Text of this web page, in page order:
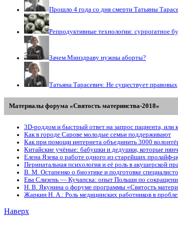
Прошло 4 года со дня смерти Татьяны
Репродуктивные технологии: суррогатное
Зачем Минздраву нужны аборты?
Татьяна Тарасевич: Не существует
Материалы форума «Святость материнства-2018»
3D-роддом и быстрый ответ на запрос пациента, или
Как в городе Сарове молодые семьи поддерживают
Как при помощи интернета объединить 3000
Китайские учёные: бабушки и дедушки, которые
Елена Язева о работе одного из старейших пролайф-
Перинатальная психология и её роль в акушерской
В. М. Остапенко о биоэтике и подготовке
Ева Слизень — Кучапска: опыт Польши по
Н. В. Якунина о форуме программы «Святость
Жаркин Н. А.: Роль медицинских работников в
Наверх